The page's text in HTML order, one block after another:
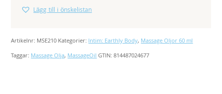
mängd
Lägg till i önskelistan
Artikelnr: MSE210 Kategorier:Intim: Earthly Body,Massage Oljor 60 ml
Taggar:Massage Olja,MassageOilGTIN:814487024677